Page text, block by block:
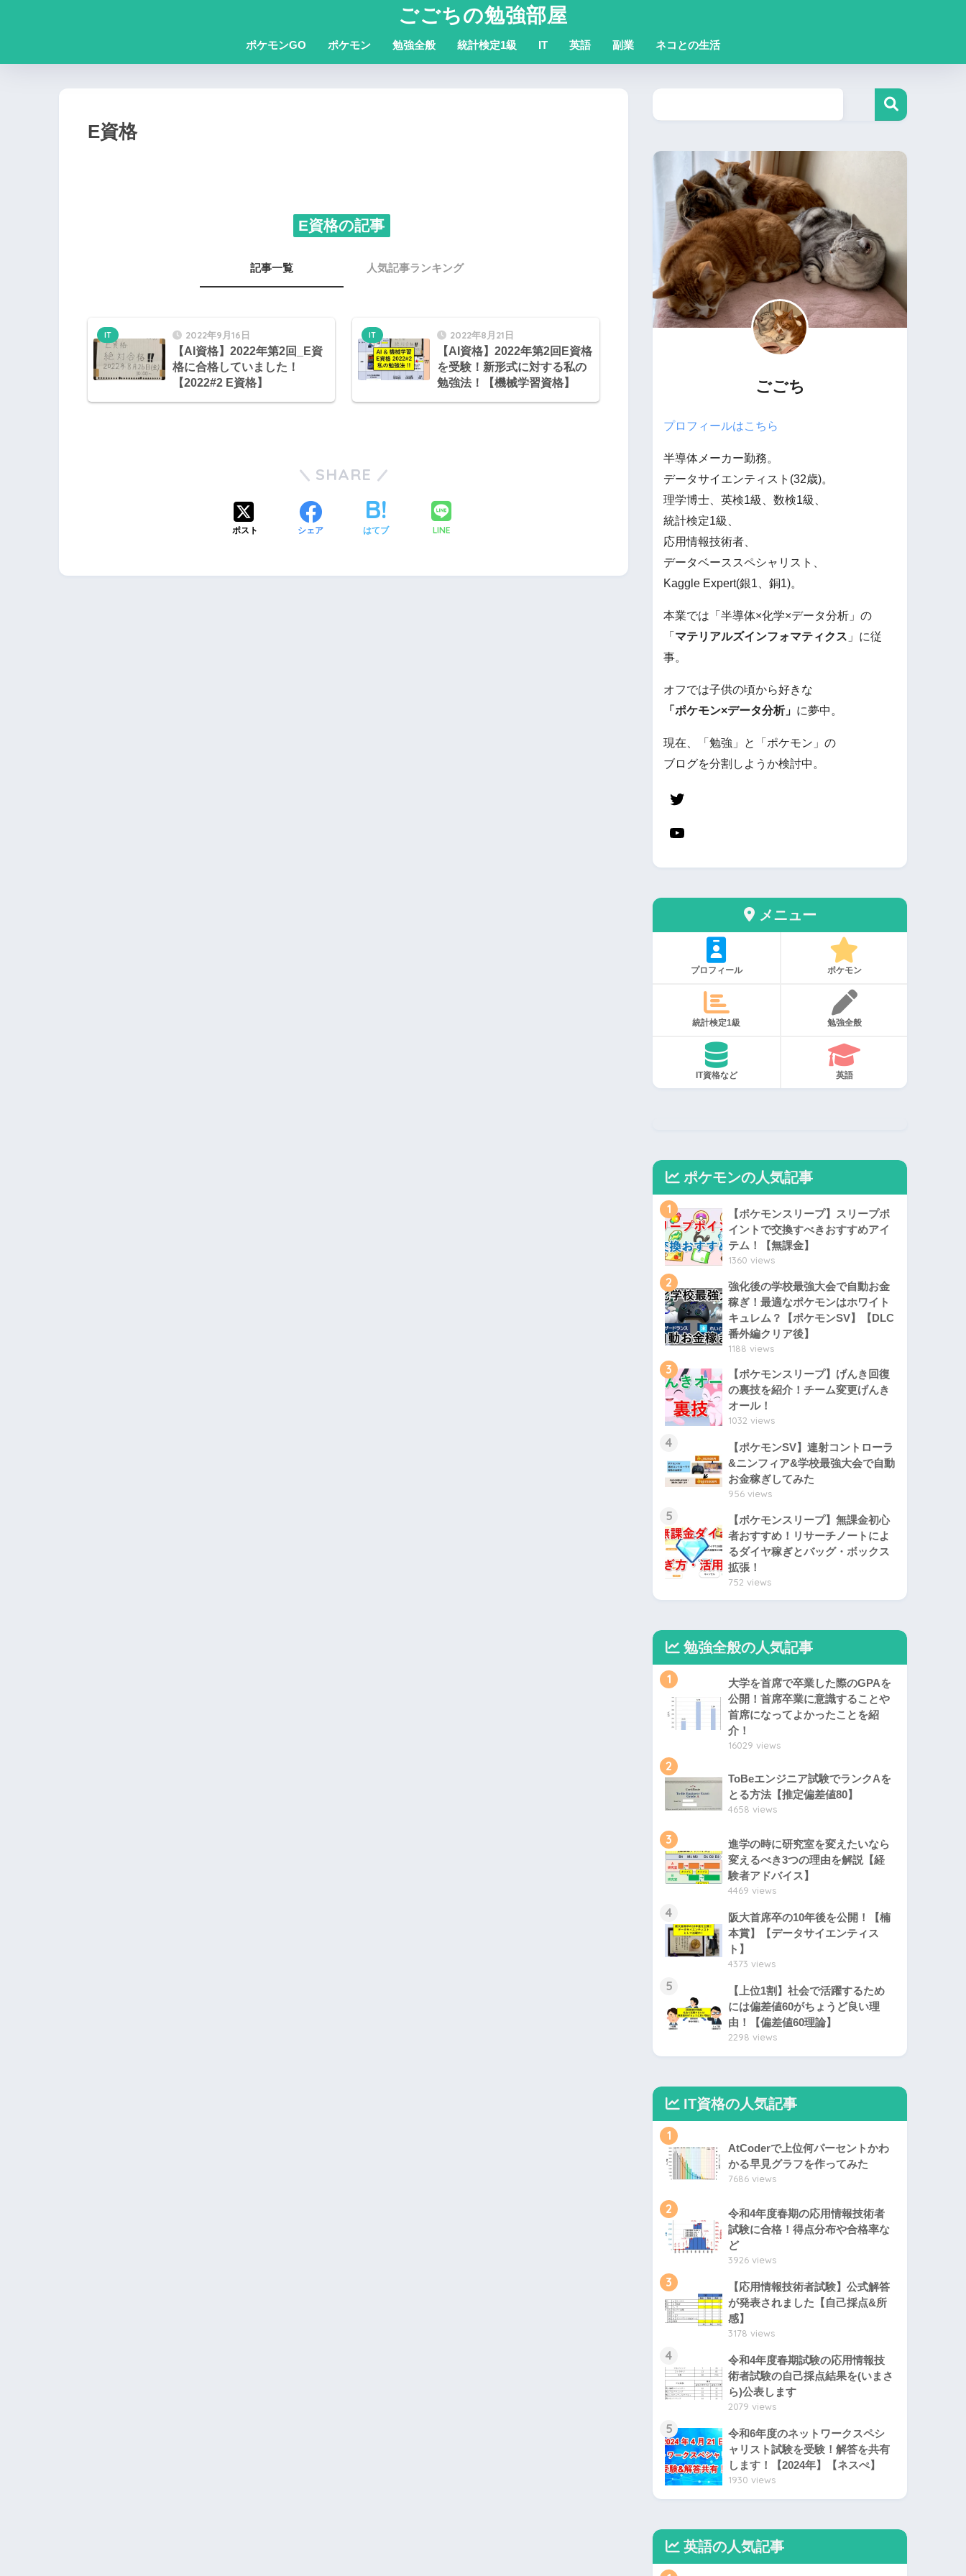
ごごちの勉強部屋
ポケモンGO ポケモン 勉強全般 統計検定1級 IT 英語 副業 ネコとの生活
E資格
E資格の記事
記事一覧 人気記事ランキング
2022年9月16日
【AI資格】2022年第2回_E資
格に合格していました！
【2022#2 E資格】
IT 2022年8月21日
【AI資格】2022年第2回E資格
を受験！新形式に対する私の
勉強法！【機械学習資格】
IT
SHARE
ポスト シェア はてブ LINE
ごごち
プロフィールはこちら
半導体メーカー勤務。
データサイエンティスト(32歳)。
理学博士、英検1級、数検1級、
統計検定1級、
応用情報技術者、
データベーススペシャリスト、
Kaggle Expert(銀1、銅1)。
本業では「半導体×化学×データ分析」の
「 マテリアルズインフォマティクス 」に従
事。
オフでは子供の頃から好きな
「ポケモン×データ分析」 に夢中。
現在、「勉強」と「ポケモン」の
ブログを分割しようか検討中。
メニュー
プロフィール ポケモン
統計検定1級 勉強全般
IT資格など 英語
ポケモンの人気記事
1
【ポケモンスリープ】スリープポ
イントで交換すべきおすすめアイ
テム！【無課金】
1360 views
2
強化後の学校最強大会で自動お金
稼ぎ！最適なポケモンはホワイト
キュレム？【ポケモンSV】【DLC
番外編クリア後】
1188 views
3
【ポケモンスリープ】げんき回復
の裏技を紹介！チーム変更げんき
オール！
1032 views
4
【ポケモンSV】連射コントローラ
&ニンフィア&学校最強大会で自動
お金稼ぎしてみた
956 views
5
【ポケモンスリープ】無課金初心
者おすすめ！リサーチノートによ
るダイヤ稼ぎとバッグ・ボックス
拡張！
752 views
勉強全般の人気記事
1
大学を首席で卒業した際のGPAを
公開！首席卒業に意識することや
首席になってよかったことを紹
介！
16029 views
2
ToBeエンジニア試験でランクAを
とる方法【推定偏差値80】
4658 views
3
進学の時に研究室を変えたいなら
変えるべき3つの理由を解説【経
験者アドバイス】
4469 views
4
阪大首席卒の10年後を公開！【楠
本賞】【データサイエンティス
ト】
4373 views
5
【上位1割】社会で活躍するため
には偏差値60がちょうど良い理
由！【偏差値60理論】
2298 views
IT資格の人気記事
1
AtCoderで上位何パーセントかわ
かる早見グラフを作ってみた
7686 views
2
令和4年度春期の応用情報技術者
試験に合格！得点分布や合格率な
ど
3926 views
3
【応用情報技術者試験】公式解答
が発表されました【自己採点&所
感】
3178 views
4
令和4年度春期試験の応用情報技
術者試験の自己採点結果を(いまさ
ら)公表します
2079 views
5
令和6年度のネットワークスペシ
ャリスト試験を受験！解答を共有
します！【2024年】【ネスぺ】
1930 views
英語の人気記事